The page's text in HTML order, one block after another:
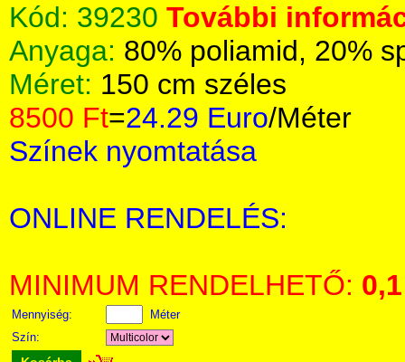
Kód: 39230 További
Anyaga: 80% poliamid, 20%
Méret: 150 cm széles
8500 Ft=24.29 Euro/Méter
Színek nyomtatása
ONLINE RENDELÉS:
MINIMUM RENDELHETŐ: 0,1
Mennyiség:
Méter
Szín: